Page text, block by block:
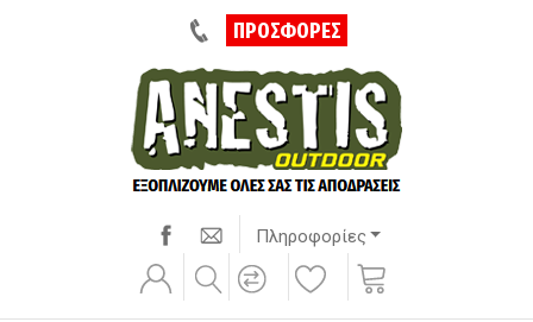
ΠΡΟΣΦΟΡΕΣ
Πληροφορίες